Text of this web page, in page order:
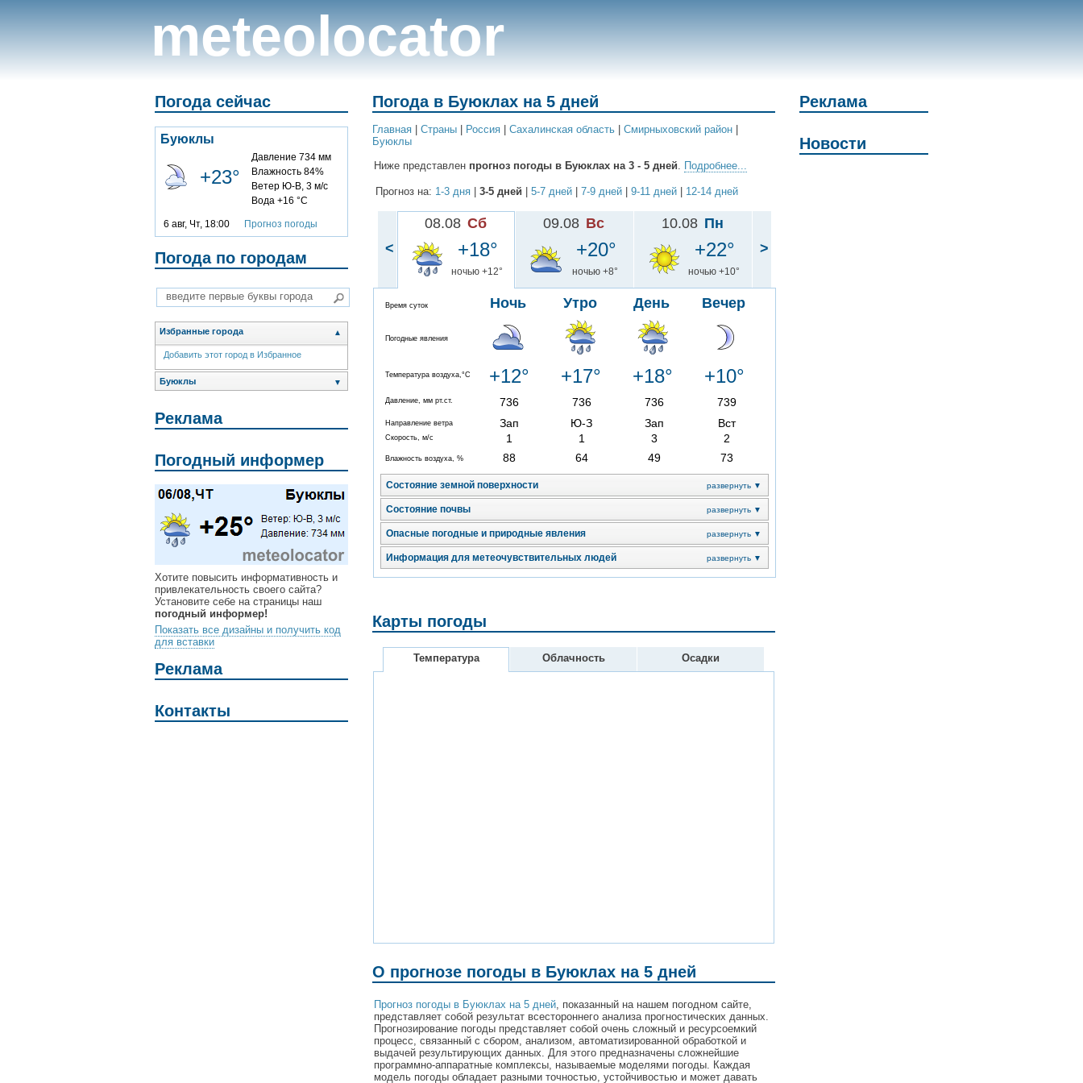
meteolocator
Погода сейчас
Буюклы
+23°
Давление 734 мм
Влажность 84%
Ветер Ю-В, 3 м/с
Вода +16 °C
6 авг, Чт, 18:00 Прогноз погоды
Погода по городам
Избранные города ▲
Добавить этот город в Избранное
Буюклы ▼
Реклама
Погодный информер
Хотите повысить информативность и
привлекательность своего сайта?
Установите себе на страницы наш
погодный информер!
Показать все дизайны и получить код
для вставки
Реклама
Контакты
Погода в Буюклах на 5 дней
Главная Cтраны Россия Сахалинская область Смирныховский район
Буюклы
Ниже представлен прогноз погоды в Буюклах на 3 - 5 дней. Подробнее...
Прогноз на: 1-3 дня 3-5 дней 5-7 дней 7-9 дней 9-11 дней 12-14 дней
<
08.08 Сб
+18°
ночью +12°
Время суток Ночь Утро День Вечер
Погодные явления
Температура воздуха,°C +12° +17° +18° +10°
Давление, мм рт.ст. 736 736 736 739
Направление ветра Зап Ю-З Зап Вст
Скорость, м/с 1 1 3 2
Влажность воздуха, % 88 64 49 73
Состояние земной поверхности развернуть ▼
Состояние почвы развернуть ▼
Опасные погодные и природные явления развернуть ▼
Информация для метеочувствительных людей развернуть ▼
09.08 Вс
+20°
ночью +8°
10.08 Пн
+22°
ночью +10°
>
Карты погоды
Температура Облачность Осадки
О прогнозе погоды в Буюклах на 5 дней
Прогноз погоды в Буюклах на 5 дней , показанный на нашем погодном сайте,
представляет собой результат всестороннего анализа прогностических данных.
Прогнозирование погоды представляет собой очень сложный и ресурсоемкий
процесс, связанный с сбором, анализом, автоматизированной обработкой и
выдачей результирующих данных. Для этого предназначены сложнейшие
программно-аппаратные комплексы, называемые моделями погоды. Каждая
модель погоды обладает разными точностью, устойчивостью и может давать
Реклама
Новости